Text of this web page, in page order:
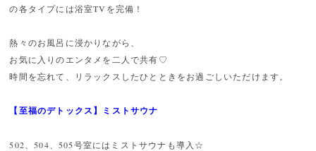
の各タイプには浴室TVを完備！
熱々のお風呂に浸かりながら、
お気に入りのエンタメを二人で共有♡
時間を忘れて、リラックスしたひとときをお過ごしいただけます。
【至福のデトックス】ミストサウナ
502、504、505号室にはミストサウナも導入☆